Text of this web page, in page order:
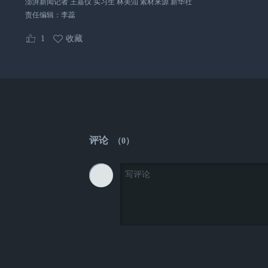
澎湃新闻记者 王嘉仪 实习生 林美汕 素材来源 新华社
责任编辑： 李蕊
1 收藏
评论 （0）